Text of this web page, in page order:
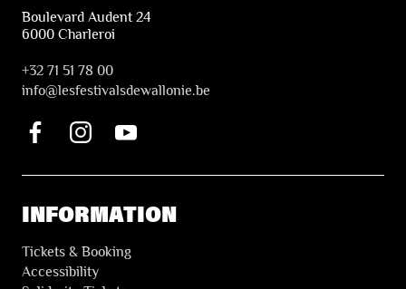
Boulevard Audent 24
6000 Charleroi
+32 71 51 78 00
info@lesfestivalsdewallonie.be
INFORMATION
Tickets & Booking
Accessibility